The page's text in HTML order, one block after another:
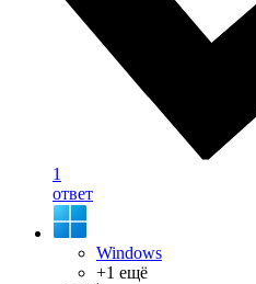
1
ответ
Windows
+1 ещё